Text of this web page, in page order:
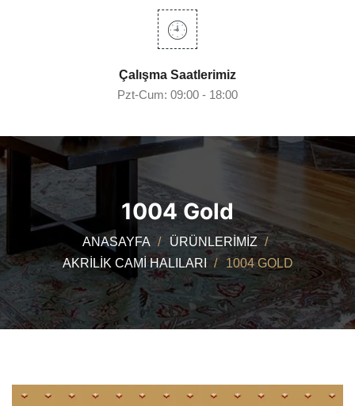
Çalışma Saatlerimiz
Pzt-Cum: 09:00 - 18:00
1004 Gold
ANASAYFA
ÜRÜNLERIMIZ
AKRILIK CAMI HALILARI
1004 GOLD